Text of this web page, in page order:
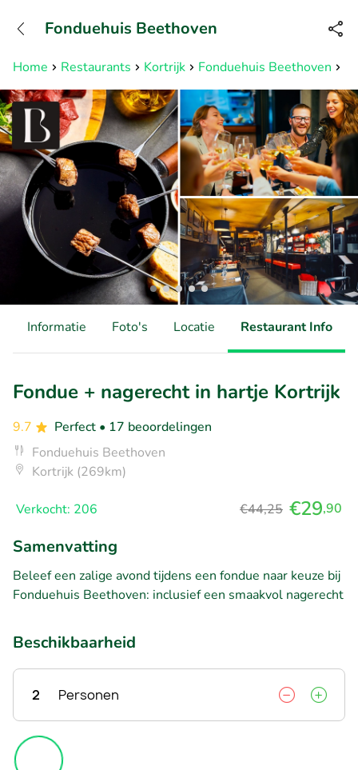
Bereikbaar tot 23:00 uur
Home Restaurants Kortrijk Fonduehuis Beethoven
Fonduehuis Beethoven
Informatie Foto's Locatie Restaurant Info
Fondue + nagerecht in hartje Kortrijk
9.7 Perfect • 17 beoordelingen
Fonduehuis Beethoven
Kortrijk (269km)
Verkocht: 206 €44,25 €29,90
Samenvatting
Beleef een zalige avond tijdens een fondue naar keuze bij
Fonduehuis Beethoven: inclusief een smaakvol nagerecht
Beschikbaarheid
2 Personen